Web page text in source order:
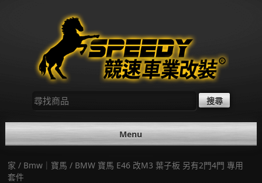
尋
找：
Menu
家 / Bmw｜寶馬 / BMW 寶馬 E46 改M3 葉子板 另有2門4門 專用
套件